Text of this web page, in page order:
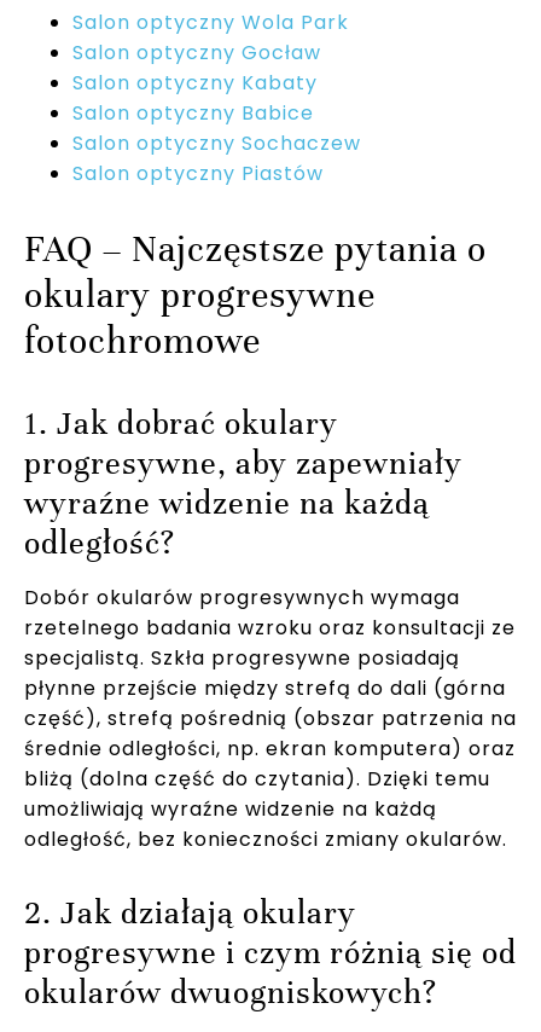
Salon optyczny Wola Park
Salon optyczny Gocław
Salon optyczny Kabaty
Salon optyczny Babice
Salon optyczny Sochaczew
Salon optyczny Piastów
FAQ – Najczęstsze pytania o
okulary progresywne
fotochromowe
1. Jak dobrać okulary
progresywne, aby zapewniały
wyraźne widzenie na każdą
odległość?
Dobór okularów progresywnych wymaga
rzetelnego badania wzroku oraz konsultacji ze
specjalistą. Szkła progresywne posiadają
płynne przejście między strefą do dali (górna
część), strefą pośrednią (obszar patrzenia na
średnie odległości, np. ekran komputera) oraz
bliżą (dolna część do czytania). Dzięki temu
umożliwiają wyraźne widzenie na każdą
odległość, bez konieczności zmiany okularów.
2. Jak działają okulary
progresywne i czym różnią się od
okularów dwuogniskowych?